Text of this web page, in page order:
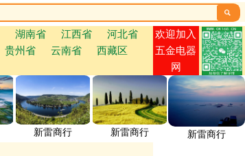

湖南省 江西省
河北省
贵州省 云南省
西藏区
欢迎加入
五金电器
网
新雷商行 新雷商行 新雷商行